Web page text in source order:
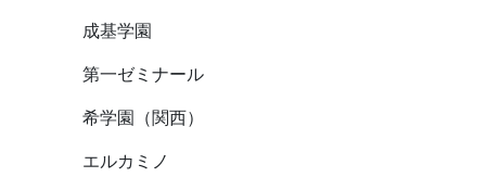
成基学園
第一ゼミナール
希学園（関西）
エルカミノ